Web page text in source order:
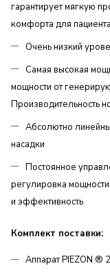
гарантирует мягкую
комфорта для пациента
Очень низкий
Самая высокая
мощности от
Производительность
Абсолютно
насадки
Постоянное
регулировка
и эффективность
Комплект поставки:
Аппарат PIEZON ®